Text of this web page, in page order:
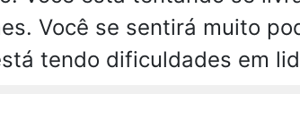
Você se sentirá muito
tendo dificuldades em